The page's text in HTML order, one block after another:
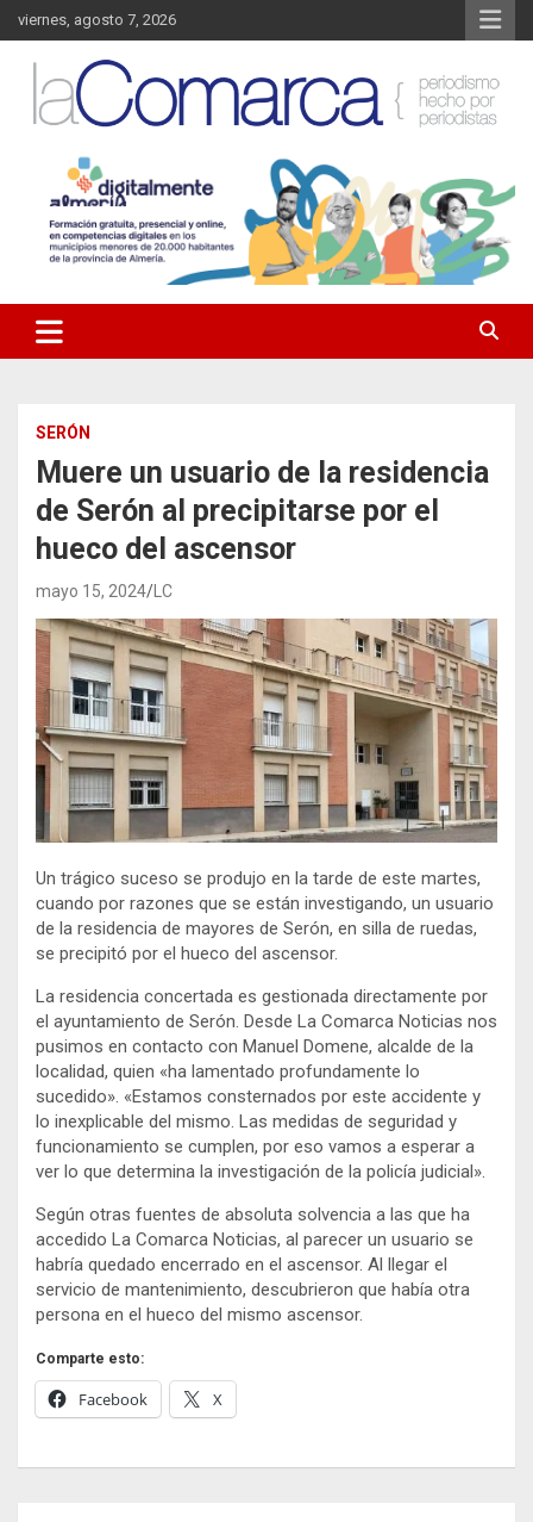
Saltar
al
contenido
viernes, agosto 7, 2026
La Comarca – Noticias del
Almanzora
Almanzora y sus localidades.
SERÓN
Muere un usuario de la residencia
de Serón al precipitarse por el
hueco del ascensor
mayo 15, 2024 LC
Un trágico suceso se produjo en la tarde de este martes,
cuando por razones que se están investigando, un usuario
de la residencia de mayores de Serón, en silla de ruedas,
se precipitó por el hueco del ascensor.
La residencia concertada es gestionada directamente por
el ayuntamiento de Serón. Desde La Comarca Noticias nos
pusimos en contacto con Manuel Domene, alcalde de la
localidad, quien «ha lamentado profundamente lo
sucedido». «Estamos consternados por este accidente y
lo inexplicable del mismo. Las medidas de seguridad y
funcionamiento se cumplen, por eso vamos a esperar a
ver lo que determina la investigación de la policía judicial».
Según otras fuentes de absoluta solvencia a las que ha
accedido La Comarca Noticias, al parecer un usuario se
habría quedado encerrado en el ascensor. Al llegar el
servicio de mantenimiento, descubrieron que había otra
persona en el hueco del mismo ascensor.
Comparte esto:
Facebook X